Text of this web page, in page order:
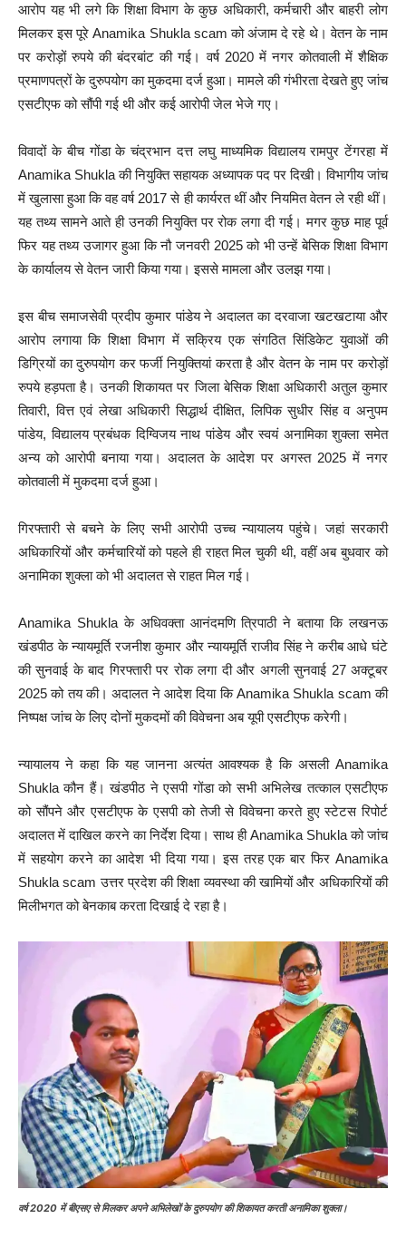
आरोप यह भी लगे कि शिक्षा विभाग के कुछ अधिकारी, कर्मचारी और बाहरी लोग
मिलकर इस पूरे Anamika Shukla scam को अंजाम दे रहे थे। वेतन के नाम
पर करोड़ों रुपये की बंदरबांट की गई। वर्ष 2020 में नगर कोतवाली में शैक्षिक
प्रमाणपत्रों के दुरुपयोग का मुकदमा दर्ज हुआ। मामले की गंभीरता देखते हुए जांच
एसटीएफ को सौंपी गई थी और कई आरोपी जेल भेजे गए।
विवादों के बीच गोंडा के चंद्रभान दत्त लघु माध्यमिक विद्यालय रामपुर टेंगरहा में
Anamika Shukla की नियुक्ति सहायक अध्यापक पद पर दिखी। विभागीय जांच
में खुलासा हुआ कि वह वर्ष 2017 से ही कार्यरत थीं और नियमित वेतन ले रही थीं।
यह तथ्य सामने आते ही उनकी नियुक्ति पर रोक लगा दी गई। मगर कुछ माह पूर्व
फिर यह तथ्य उजागर हुआ कि नौ जनवरी 2025 को भी उन्हें बेसिक शिक्षा विभाग
के कार्यालय से वेतन जारी किया गया। इससे मामला और उलझ गया।
इस बीच समाजसेवी प्रदीप कुमार पांडेय ने अदालत का दरवाजा खटखटाया और
आरोप लगाया कि शिक्षा विभाग में सक्रिय एक संगठित सिंडिकेट युवाओं की
डिग्रियों का दुरुपयोग कर फर्जी नियुक्तियां करता है और वेतन के नाम पर करोड़ों
रुपये हड़पता है। उनकी शिकायत पर जिला बेसिक शिक्षा अधिकारी अतुल कुमार
तिवारी, वित्त एवं लेखा अधिकारी सिद्धार्थ दीक्षित, लिपिक सुधीर सिंह व अनुपम
पांडेय, विद्यालय प्रबंधक दिग्विजय नाथ पांडेय और स्वयं अनामिका शुक्ला समेत
अन्य को आरोपी बनाया गया। अदालत के आदेश पर अगस्त 2025 में नगर
कोतवाली में मुकदमा दर्ज हुआ।
गिरफ्तारी से बचने के लिए सभी आरोपी उच्च न्यायालय पहुंचे। जहां सरकारी
अधिकारियों और कर्मचारियों को पहले ही राहत मिल चुकी थी, वहीं अब बुधवार को
अनामिका शुक्ला को भी अदालत से राहत मिल गई।
Anamika Shukla के अधिवक्ता आनंदमणि त्रिपाठी ने बताया कि लखनऊ
खंडपीठ के न्यायमूर्ति रजनीश कुमार और न्यायमूर्ति राजीव सिंह ने करीब आधे घंटे
की सुनवाई के बाद गिरफ्तारी पर रोक लगा दी और अगली सुनवाई 27 अक्टूबर
2025 को तय की। अदालत ने आदेश दिया कि Anamika Shukla scam की
निष्पक्ष जांच के लिए दोनों मुकदमों की विवेचना अब यूपी एसटीएफ करेगी।
न्यायालय ने कहा कि यह जानना अत्यंत आवश्यक है कि असली Anamika
Shukla कौन हैं। खंडपीठ ने एसपी गोंडा को सभी अभिलेख तत्काल एसटीएफ
को सौंपने और एसटीएफ के एसपी को तेजी से विवेचना करते हुए स्टेटस रिपोर्ट
अदालत में दाखिल करने का निर्देश दिया। साथ ही Anamika Shukla को जांच
में सहयोग करने का आदेश भी दिया गया। इस तरह एक बार फिर Anamika
Shukla scam उत्तर प्रदेश की शिक्षा व्यवस्था की खामियों और अधिकारियों की
मिलीभगत को बेनकाब करता दिखाई दे रहा है।
वर्ष 2020 में बीएसए से मिलकर अपने अभिलेखों के दुरुपयोग की शिकायत करती अनामिका शुक्ला।